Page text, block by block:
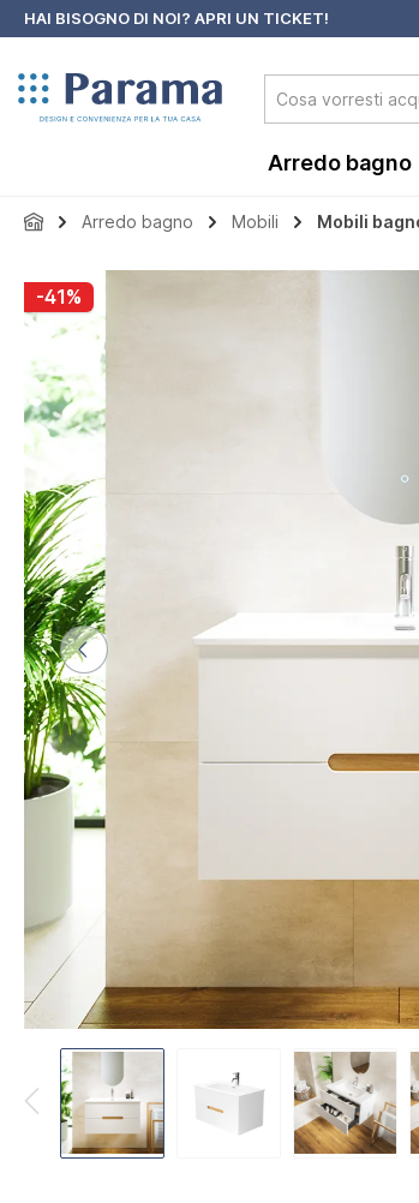
Passa alla navigazione principale
HAI BISOGNO DI NOI? APRI UN TICKET!
Arredo bagno
Arredo bagno Mobili Mobili
Salta la galleria di immagini
-41%